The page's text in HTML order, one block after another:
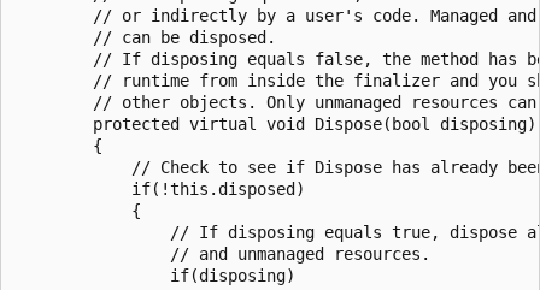
// or indirectly by a user's code. Managed
        // can be disposed.
// If disposing equals false, the method has
// runtime from inside the finalizer and you
// other objects. Only unmanaged resources
        protected virtual void Dispose(bool disposing)
        {
// Check to see if Dispose has already
            if(!this.disposed)
            {
// If disposing equals true, dispose
                // and unmanaged resources.
                if(disposing)